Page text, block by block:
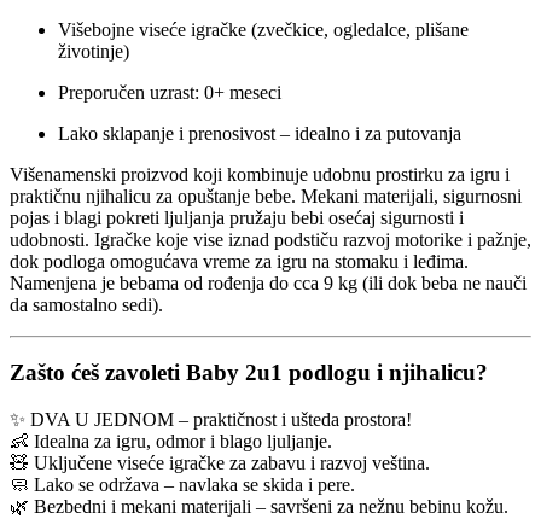
Višebojne viseće igračke (zvečkice, ogledalce, plišane
životinje)
Preporučen uzrast: 0+ meseci
Lako sklapanje i prenosivost – idealno i za putovanja
Višenamenski proizvod koji kombinuje udobnu prostirku za igru i
praktičnu njihalicu za opuštanje bebe. Mekani materijali, sigurnosni
pojas i blagi pokreti ljuljanja pružaju bebi osećaj sigurnosti i
udobnosti. Igračke koje vise iznad podstiču razvoj motorike i pažnje,
dok podloga omogućava vreme za igru na stomaku i leđima.
Namenjena je bebama od rođenja do cca 9 kg (ili dok beba ne nauči
da samostalno sedi).
Zašto ćeš zavoleti Baby 2u1 podlogu i njihalicu?
✨ DVA U JEDNOM – praktičnost i ušteda prostora!
👶 Idealna za igru, odmor i blago ljuljanje.
🧸 Uključene viseće igračke za zabavu i razvoj veština.
🧼 Lako se održava – navlaka se skida i pere.
🌿 Bezbedni i mekani materijali – savršeni za nežnu bebinu kožu.